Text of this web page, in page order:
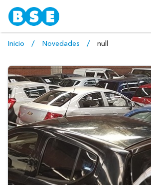
Inicio Novedades null